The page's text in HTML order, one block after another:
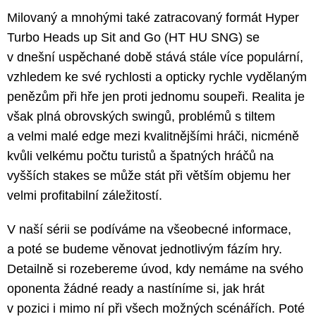
Milovaný a mnohými také zatracovaný formát Hyper
Turbo Heads up Sit and Go (HT HU SNG) se
v dnešní uspěchané době stává stále více populární,
vzhledem ke své rychlosti a opticky rychle vydělaným
penězům při hře jen proti jednomu soupeři. Realita je
však plná obrovských swingů, problémů s tiltem
a velmi malé edge mezi kvalitnějšími hráči, nicméně
kvůli velkému počtu turistů a špatných hráčů na
vyšších stakes se může stát při větším objemu her
velmi profitabilní záležitostí.
V naší sérii se podíváme na všeobecné informace,
a poté se budeme věnovat jednotlivým fázím hry.
Detailně si rozebereme úvod, kdy nemáme na svého
oponenta žádné ready a nastíníme si, jak hrát
v pozici i mimo ní při všech možných scénářích. Poté